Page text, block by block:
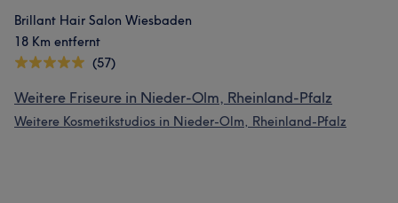
Brillant Hair Salon Wiesbaden
18 Km entfernt
(57)
Weitere Friseure in Nieder-Olm, Rheinland-Pfalz
Weitere Kosmetikstudios in Nieder-Olm, Rheinland-Pfalz